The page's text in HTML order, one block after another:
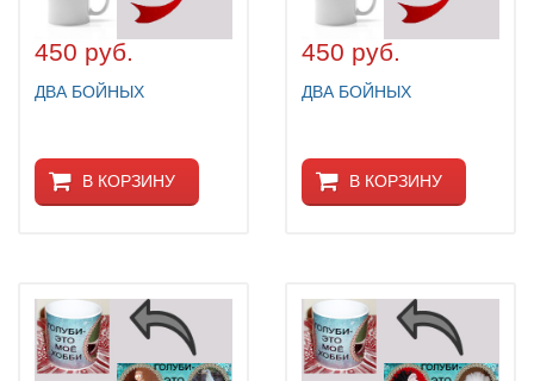
450 руб.
ДВА БОЙНЫХ
В КОРЗИНУ
450 руб.
ДВА БОЙНЫХ
В КОРЗИНУ